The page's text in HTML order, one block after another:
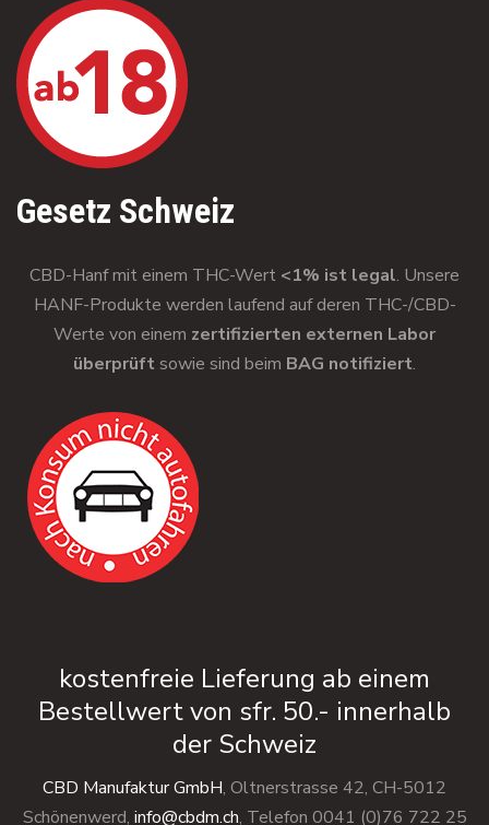
Gesetz Schweiz
CBD-Hanf mit einem THC-Wert <1% ist legal. Unsere
HANF-Produkte werden laufend auf deren THC-/CBD-
Werte von einem zertifizierten externen Labor
überprüft sowie sind beim BAG notifiziert.
kostenfreie Lieferung ab einem
Bestellwert von sfr. 50.- innerhalb
der Schweiz
CBD Manufaktur GmbH, Oltnerstrasse 42, CH-5012
Schönenwerd, info@cbdm.ch, Telefon 0041 (0)76 722 25